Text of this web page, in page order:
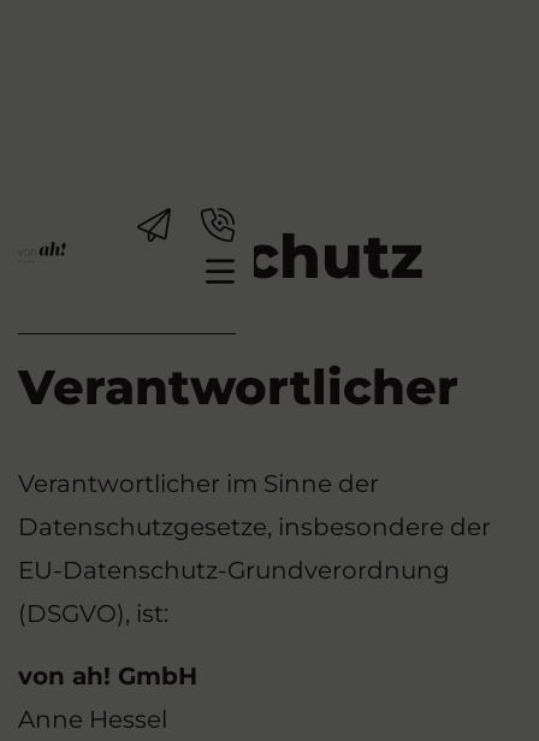
Datenschutz
Verantwortlicher
Verantwortlicher im Sinne der
Datenschutzgesetze, insbesondere der
EU-Datenschutz-Grundverordnung
(DSGVO), ist:
von ah! GmbH
Anne Hessel